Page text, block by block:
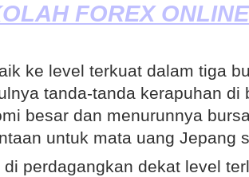
FOREX ONLINE
ke level terkuat dalam tiga
tanda-tanda kerapuhan di
besar dan menurunnya
untuk mata uang Jepang
di perdagangkan dekat level